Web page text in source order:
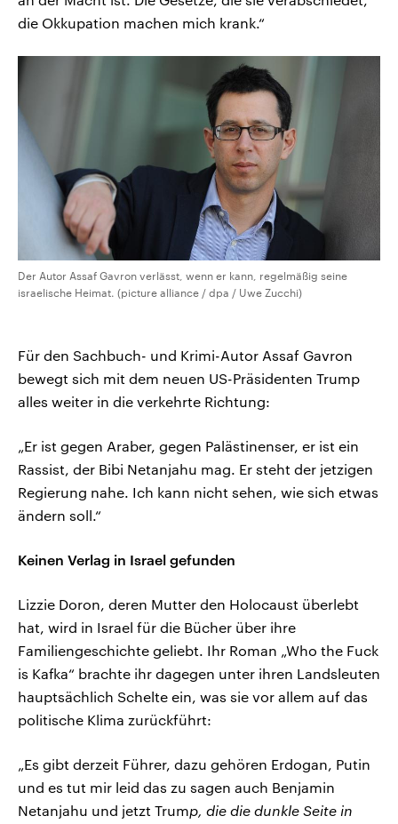
die Okkupation machen mich krank.“
Der Autor Assaf Gavron verlässt, wenn er kann, regelmäßig seine
israelische Heimat. (picture alliance / dpa / Uwe Zucchi)
Für den Sachbuch- und Krimi-Autor Assaf Gavron
bewegt sich mit dem neuen US-Präsidenten Trump
alles weiter in die verkehrte Richtung:
„Er ist gegen Araber, gegen Palästinenser, er ist ein
Rassist, der Bibi Netanjahu mag. Er steht der jetzigen
Regierung nahe. Ich kann nicht sehen, wie sich etwas
ändern soll.“
Keinen Verlag in Israel gefunden
Lizzie Doron, deren Mutter den Holocaust überlebt
hat, wird in Israel für die Bücher über ihre
Familiengeschichte geliebt. Ihr Roman „Who the Fuck
is Kafka“ brachte ihr dagegen unter ihren Landsleuten
hauptsächlich Schelte ein, was sie vor allem auf das
politische Klima zurückführt:
„Es gibt derzeit Führer, dazu gehören Erdogan, Putin
und es tut mir leid das zu sagen auch Benjamin
Netanjahu und jetzt Trump, die die dunkle Seite in